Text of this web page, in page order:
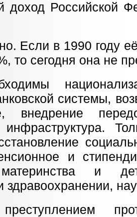
доход Российской
Если в 1990 году
то сегодня она не
системы,
внедрение
инфраструктура.
и
и
здравоохранении,